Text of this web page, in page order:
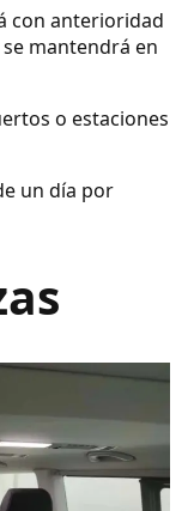
con anterioridad
mantendrá en
o estaciones
un día por